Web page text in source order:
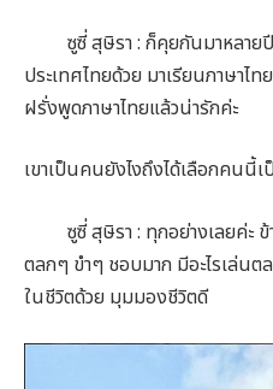
ซูซี่ สุษิรา : ก็คุยกันมาหลายปี
ประเทศไทยด้วย มาเรียนภาษาไ
ฝรั่งพูดภาษาไทยแล้วน่ารักค่ะ
เขาเป็นคนยังไงถึงได้เลือกคนนี้
ซูซี่ สุษิรา : ทุกอย่างเลยค่ะ ข้า
ตลกๆ ขำๆ ชอบมาก มีอะไรเล่นต
ในชีวิตด้วย มุมมองชีวิตดี